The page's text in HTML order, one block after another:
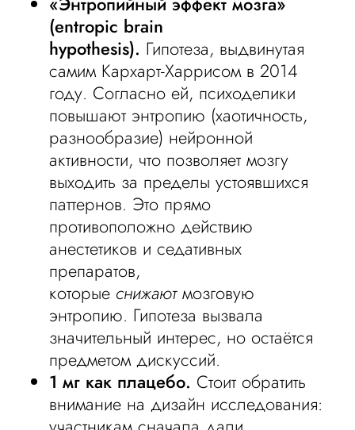
(entropic brain
hypothesis). Гипотеза, выдвинутая
самим Кархарт-Харрисом в 2014
году. Согласно ей, психоделики
повышают энтропию (хаотичность,
разнообразие) нейронной
активности, что позволяет мозгу
выходить за пределы устоявшихся
паттернов. Это прямо
противоположно действию
анестетиков и седативных
препаратов,
которые снижаютмозговую
энтропию. Гипотеза вызвала
значительный интерес, но остаётся
предметом дискуссий.
1 мг как плацебо. Стоит обратить
внимание на дизайн исследования: